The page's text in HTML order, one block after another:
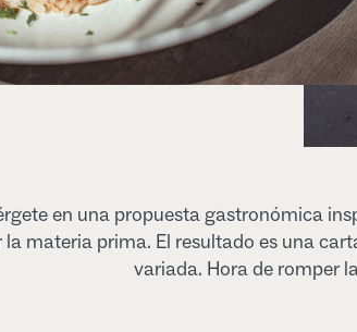
en una propuesta gastronómica
la materia prima. El resultado es una
variada. Hora de romper